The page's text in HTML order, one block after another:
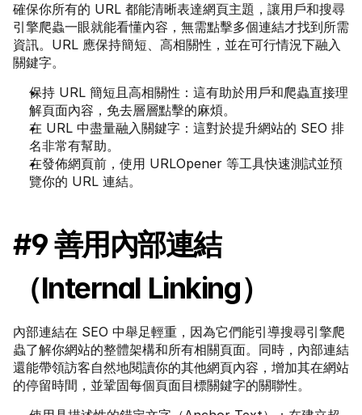
確保你所有的 URL 都能清晰表達網頁主題，讓用戶和搜尋
引擎爬蟲一眼就能看懂內容，無需點擊多個連結才找到所需
資訊。URL 應保持簡短、高相關性，並在可行情況下融入
關鍵字。
保持 URL 簡短且高相關性：這有助於用戶和爬蟲直接理
解頁面內容，免去層層點擊的麻煩。
在 URL 中盡量融入關鍵字：這對於提升網站的 SEO 排
名非常有幫助。
在發佈網頁前，使用 URLOpener 等工具快速測試並預
覽你的 URL 連結。
#9 善用內部連結
（Internal Linking）
內部連結在 SEO 中舉足輕重，因為它們能引導搜尋引擎爬
蟲了解你網站的整體架構和所有相關頁面。同時，內部連結
還能帶領訪客自然地閱讀你的其他網頁內容，增加其在網站
的停留時間，並鞏固每個頁面目標關鍵字的關聯性。